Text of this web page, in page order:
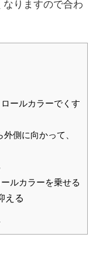
りますので合わ
ールカラーでくす
側に向かって、
ルカラーを乗せる
える